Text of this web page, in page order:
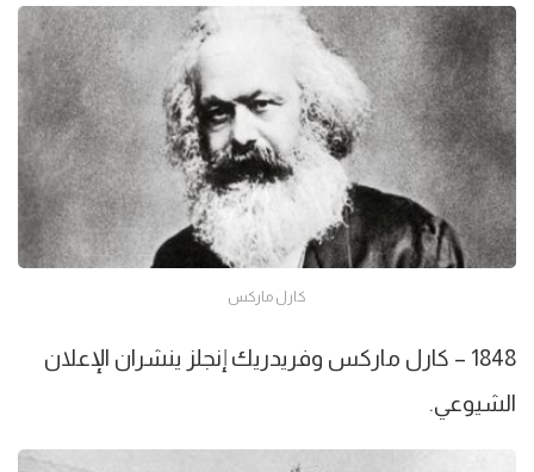
كارل ماركس
1848 – كارل ماركس وفريدريك إنجلز ينشران الإعلان
الشيوعي.